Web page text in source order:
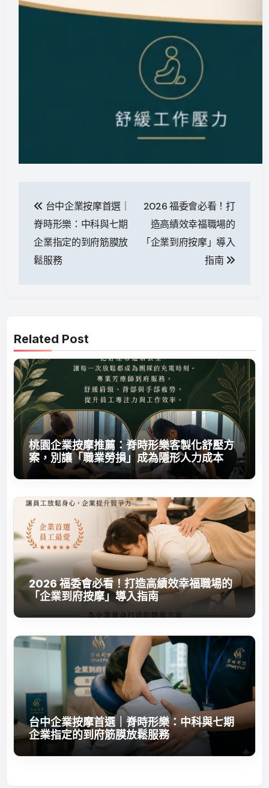
章
導
覽
台中企業按摩首選｜
脊時形樂：中科與七期
企業指定的到府筋膜放
鬆服務
2026 福委會必看！打
造高績效幸福職場的
「企業到府按摩」導入
指南
Related Post
桃園企業按摩推薦：脊時形樂客製化舒壓方
案，別讓「職業勞損」成為隱形人力成本
2026 福委會必看！打造高績效幸福職場的
「企業到府按摩」導入指南
台中企業按摩首選｜脊時形樂：中科與七期
企業指定的到府筋膜放鬆服務